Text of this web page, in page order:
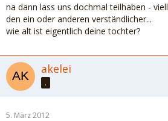
na dann lass uns dochmal teilhaben -
den ein oder anderen verständlicher...
wie alt ist eigentlich deine tochter?
akelei
.
5. März 2012